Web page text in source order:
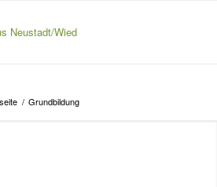
/ Grundbildung